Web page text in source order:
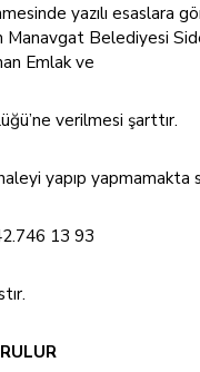
yazılı esaslara
Manavgat Belediyesi
Emlak ve
verilmesi şarttır.
yapıp yapmamakta
13 93